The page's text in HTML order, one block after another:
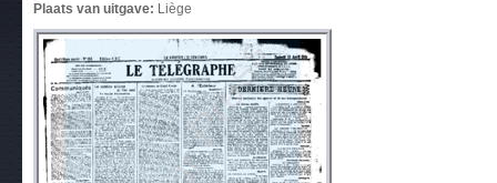
Plaats van uitgave: Liège